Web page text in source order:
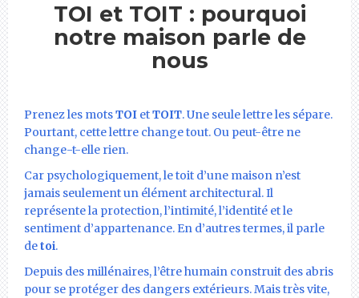
TOI et TOIT : pourquoi
notre maison parle de
nous
Prenez les motsTOI etTOIT. Une seule lettre les sépare.
Pourtant, cette lettre change tout. Ou peut-être ne
change-t-elle rien.
Car psychologiquement, le toit d’une maison n’est
jamais seulement un élément architectural. Il
représente la protection, l’intimité, l’identité et le
sentiment d’appartenance. En d’autres termes, il parle
detoi.
Depuis des millénaires, l’être humain construit des abris
pour se protéger des dangers extérieurs. Mais très vite,